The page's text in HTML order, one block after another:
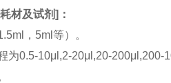
材及试剂]：
，5ml等）。
为0.5-10μl,2-20μl,20-200μl,200-